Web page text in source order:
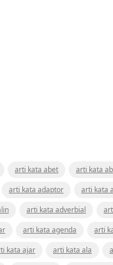
arti kata abet arti kata
arti kata adaptor arti kata
arti kata adverbial
arti kata agenda arti
kata ajar arti kata ala